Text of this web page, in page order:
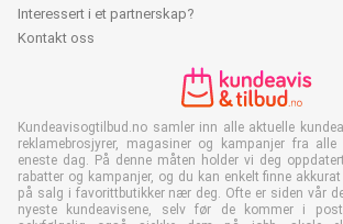
Interessert i et partnerskap?
Kontakt oss
Kundeavisogtilbud.no samler inn alle aktuelle
reklamebrosjyrer, magasiner og kampanjer fra alle
eneste dag. På denne måten holder vi deg
rabatter og kampanjer, og du kan enkelt finne
på salg i favorittbutikker nær deg. Ofte er siden vår
nyeste kundeavisene, selv før de kommer i